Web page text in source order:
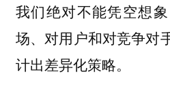
我们绝对不能凭空想
场、对用户和对竞争对
计出差异化策略。